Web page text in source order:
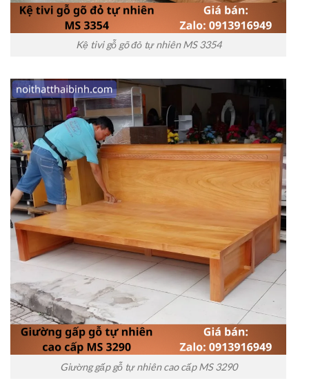
Kệ tivi gỗ gõ đỏ tự nhiên MS 3354
Giường gấp gỗ tự nhiên cao cấp MS 3290